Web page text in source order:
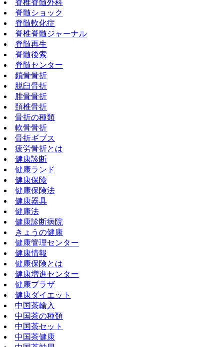
脊椎脊髄外科
脊髄ショック
脊髄軟化症
脊椎脊髄ジャーナル
脊髄再生
脊髄後索
脊髄センター
鎖骨骨折
脱臼骨折
腓骨骨折
頚椎骨折
骨折の種類
軟骨骨折
骨折ギブス
疲労骨折とは
健康診断
健康ランド
健康保険
健康保険法
健康器具
健康法
健康診断病院
きょうの健康
健康管理センター
健康情報
健康保険とは
健康増進センター
健康プラザ
健康ダイエット
中国茶輸入
中国茶の種類
中国茶セット
中国茶健康